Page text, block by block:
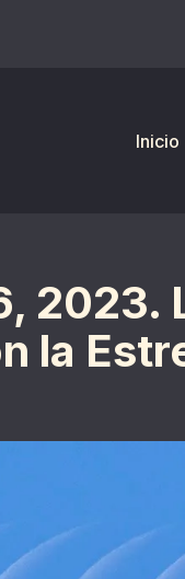
Inicio
2023.
la